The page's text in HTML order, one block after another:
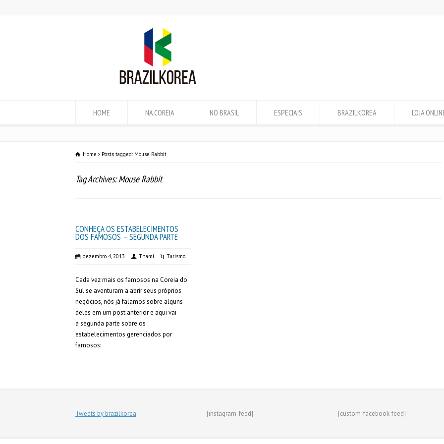
HOME NA COREIA NO BRASIL ESPECIAIS BRAZILKOREA LOJA
Home Posts tagged: Mouse Rabbit
Tag Archives: Mouse Rabbit
CONHEÇA OS ESTABELECIMENTOS
DOS FAMOSOS – SEGUNDA PARTE
dezembro 4, 2013 Thami Turismo
Cada vez mais os famosos na Coreia do
Sul se aventuram a abrir seus próprios
negócios, nós já falamos sobre alguns
deles em um post anterior e aqui vai
a segunda parte sobre os
estabelecimentos gerenciados por
famosos:
Tweets by brazilkorea [instagram-feed] [custom-facebook-feed]